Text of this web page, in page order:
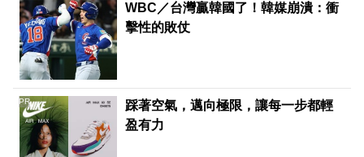
WBC／台灣贏韓國了！韓媒崩潰：衝
擊性的敗仗
踩著空氣，邁向極限，讓每一步都輕
盈有力
PR